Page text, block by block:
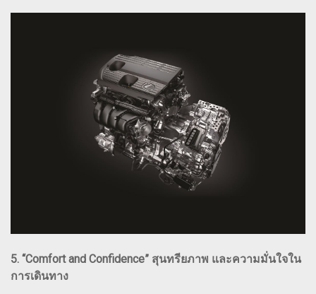
5. “Comfort and Confidence” สุนทรียภาพ และความมั่นใจใน
การเดินทาง